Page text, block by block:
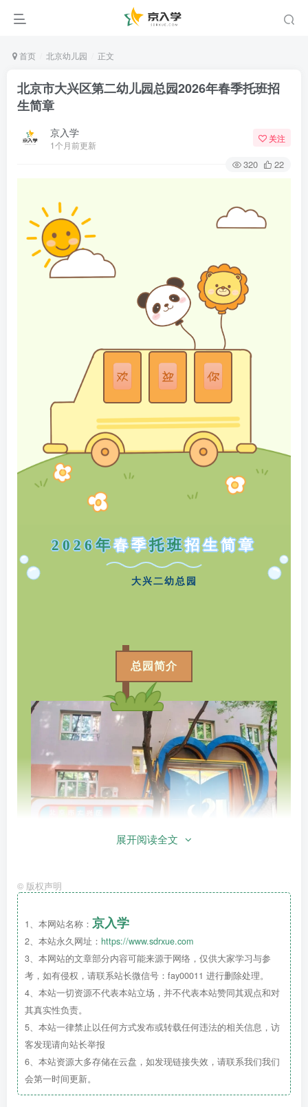
首页 北京幼儿园 正文
北京市大兴区第二幼儿园总园2026年春季托班招
生简章
京入学
1个月前更新
关注
320 22
2026年春季托班招生简章
大兴二幼总园
总园简介
位于北京市大兴区黄村镇育才北巷2号，为教
育部门公办幼儿园。幼儿园秉承“本真 幸福”
的核心理念，确立以“涵养天性的幸福家园”
为办园目标，以“培育完满人格 积淀幸福素
养”为园所育人目标，以“涵养天性 聚焦生
活”为园本课程理念，关注儿童学习品质的发
展，让儿童主动学习、自然成长。
展开阅读全文
© 版权声明
1、本网站名称： 京入学
2、本站永久网址： https://www.sdrxue.com
3、本网站的文章部分内容可能来源于网络，仅供大家学习与参
考，如有侵权，请联系站长微信号：fay00011 进行删除处理。
4、本站一切资源不代表本站立场，并不代表本站赞同其观点和对
其真实性负责。
5、本站一律禁止以任何方式发布或转载任何违法的相关信息，访
客发现请向站长举报
6、本站资源大多存储在云盘，如发现链接失效，请联系我们我们
会第一时间更新。